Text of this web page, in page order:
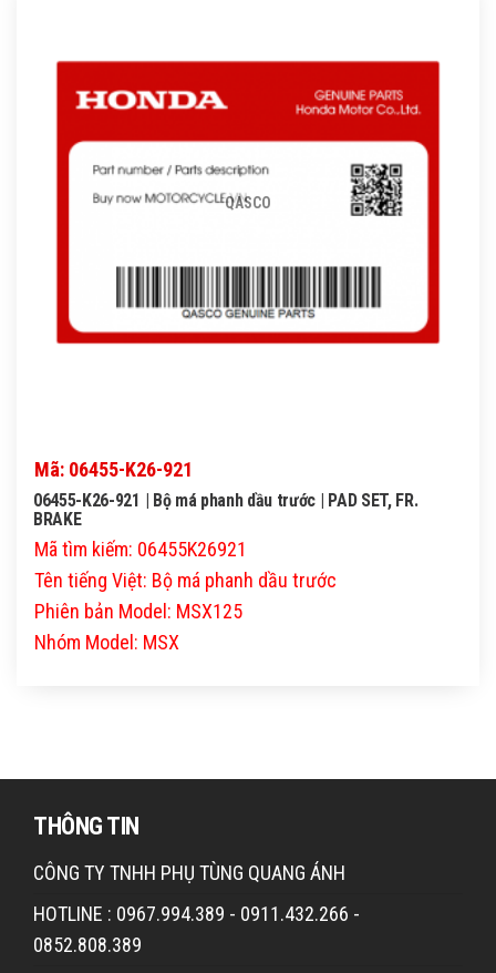
QASCO
Mã: 06455-K26-921
06455-K26-921 | Bộ má phanh dầu trước | PAD SET, FR.
BRAKE
Mã tìm kiếm: 06455K26921
Tên tiếng Việt: Bộ má phanh dầu trước
Phiên bản Model: MSX125
Nhóm Model: MSX
THÔNG TIN
CÔNG TY TNHH PHỤ TÙNG QUANG ÁNH
HOTLINE : 0967.994.389 - 0911.432.266 -
0852.808.389